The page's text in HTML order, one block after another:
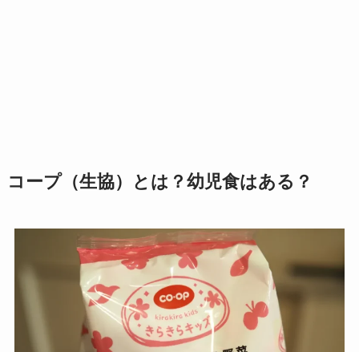
コープ（生協）とは？幼児食はある？